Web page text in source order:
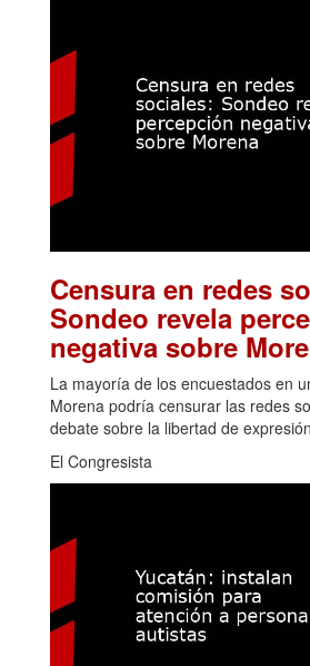
Censura en redes
Sondeo revela
negativa sobre
La mayoría de los encuestados en
Morena podría censurar las redes
debate sobre la libertad de
El Congresista